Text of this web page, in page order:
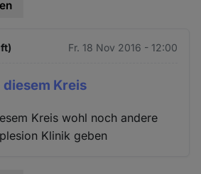
Fr. 18 Nov 2016 - 12:00
Kreis
Kreis wohl noch andere
Klinik geben